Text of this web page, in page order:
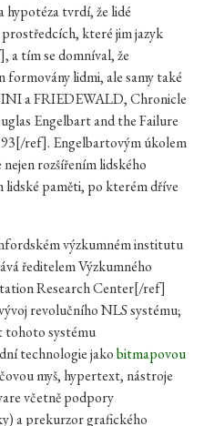
tvrdí, že lidé
které jim jazyk
a tím se domníval, že
formovány lidmi, ale samy také
a FRIEDEWALD, Chronicle
Engelbart and the Failure
ref]. Engelbartovým úkolem
rozšířením lidského
paměti, po kterém dříve
výzkumném institutu
ředitelem Výzkumného
Research Center[/ref]
revolučního NLS systému;
tohoto systému
technologie jakobitmapovou
myš, hypertext, nástroje
včetně podpory
a prekurzor grafického